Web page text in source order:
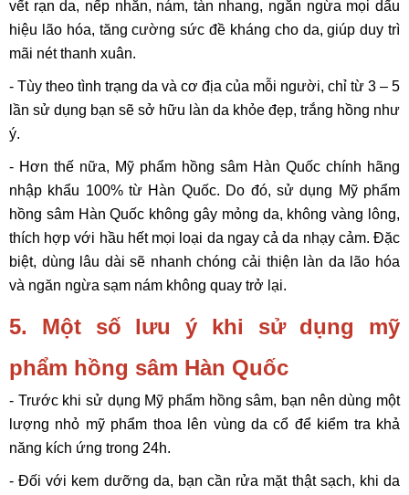
vết rạn da, nếp nhăn, nám, tàn nhang, ngăn ngừa mọi dấu
hiệu lão hóa, tăng cường sức đề kháng cho da, giúp duy trì
mãi nét thanh xuân.
- Tùy theo tình trạng da và cơ địa của mỗi người, chỉ từ 3 – 5
lần sử dụng bạn sẽ sở hữu làn da khỏe đẹp, trắng hồng như
ý.
- Hơn thế nữa, Mỹ phẩm hồng sâm Hàn Quốc chính hãng
nhập khẩu 100% từ Hàn Quốc. Do đó, sử dụng Mỹ phẩm
hồng sâm Hàn Quốc không gây mỏng da, không vàng lông,
thích hợp với hầu hết mọi loại da ngay cả da nhạy cảm. Đặc
biệt, dùng lâu dài sẽ nhanh chóng cải thiện làn da lão hóa
và ngăn ngừa sạm nám không quay trở lại.
5. Một số lưu ý khi sử dụng mỹ
phẩm hồng sâm Hàn Quốc
- Trước khi sử dụng Mỹ phẩm hồng sâm, bạn nên dùng một
lượng nhỏ mỹ phẩm thoa lên vùng da cổ để kiểm tra khả
năng kích ứng trong 24h.
- Đối với kem dưỡng da, bạn cần rửa mặt thật sạch, khi da